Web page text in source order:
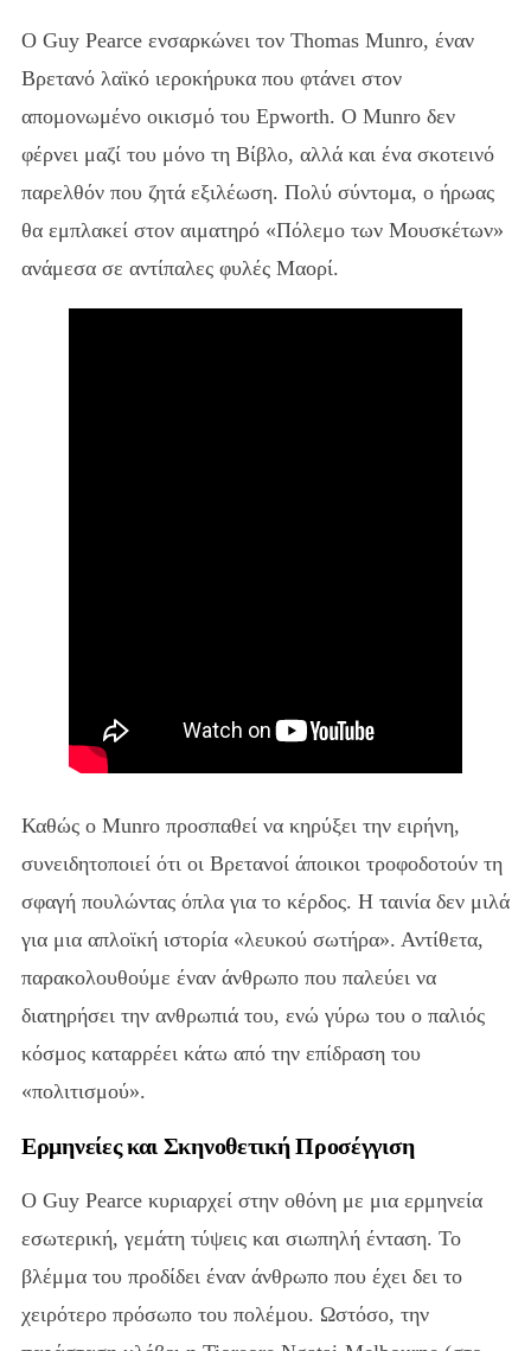
Ο Guy Pearce ενσαρκώνει τον Thomas Munro, έναν
Βρετανό λαϊκό ιεροκήρυκα που φτάνει στον
απομονωμένο οικισμό του Epworth. Ο Munro δεν
φέρνει μαζί του μόνο τη Βίβλο, αλλά και ένα σκοτεινό
παρελθόν που ζητά εξιλέωση. Πολύ σύντομα, ο ήρωας
θα εμπλακεί στον αιματηρό «Πόλεμο των Μουσκέτων»
ανάμεσα σε αντίπαλες φυλές Μαορί.
Καθώς ο Munro προσπαθεί να κηρύξει την ειρήνη,
συνειδητοποιεί ότι οι Βρετανοί άποικοι τροφοδοτούν τη
σφαγή πουλώντας όπλα για το κέρδος. Η ταινία δεν μιλά
για μια απλοϊκή ιστορία «λευκού σωτήρα». Αντίθετα,
παρακολουθούμε έναν άνθρωπο που παλεύει να
διατηρήσει την ανθρωπιά του, ενώ γύρω του ο παλιός
κόσμος καταρρέει κάτω από την επίδραση του
«πολιτισμού».
Ερμηνείες και Σκηνοθετική Προσέγγιση
Ο Guy Pearce κυριαρχεί στην οθόνη με μια ερμηνεία
εσωτερική, γεμάτη τύψεις και σιωπηλή ένταση. Το
βλέμμα του προδίδει έναν άνθρωπο που έχει δει το
χειρότερο πρόσωπο του πολέμου. Ωστόσο, την